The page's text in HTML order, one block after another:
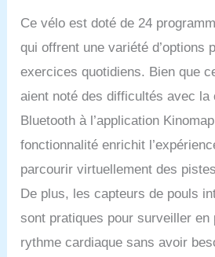
t'offre
de suivre
des
Skandika
outre un
complète
jours.
Ce vélo est doté de 24
qui offrent une variété d’options
exercices quotidiens. Bien que
aient noté des difficultés avec la
Bluetooth à l’application
fonctionnalité enrichit
parcourir virtuellement des
De plus, les capteurs de pouls
sont pratiques pour surveiller en
rythme cardiaque sans avoir